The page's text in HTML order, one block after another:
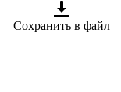
Сохранить в файл